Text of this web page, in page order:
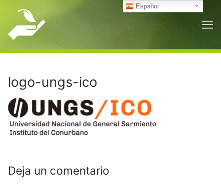
contenido
logo-ungs-ico
Deja un comentario
Español